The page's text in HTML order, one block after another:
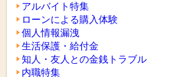
アルバイト特集
ローンによる購入体験
個人情報漏洩
生活保護・給付金
知人・友人との金銭トラブル
内職特集